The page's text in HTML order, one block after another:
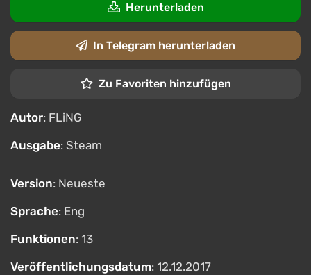
Herunterladen
In Telegram herunterladen
Zu Favoriten hinzufügen
Autor: FLiNG
Ausgabe: Steam
Version: Neueste
Sprache: Eng
Funktionen: 13
Veröffentlichungsdatum: 12.12.2017